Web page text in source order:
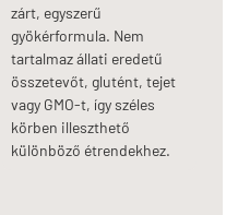
zárt, egyszerű
gyökérformula. Nem
tartalmaz állati eredetű
összetevőt, glutént, tejet
vagy GMO-t, így széles
körben illeszthető
különböző étrendekhez.